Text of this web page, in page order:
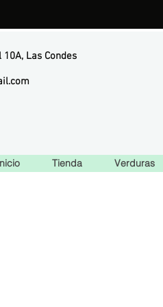
Las Condes
Tienda Verduras